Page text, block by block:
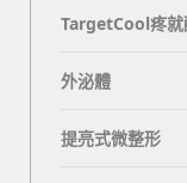
TargetCool疼就
外泌體
提亮式微整形